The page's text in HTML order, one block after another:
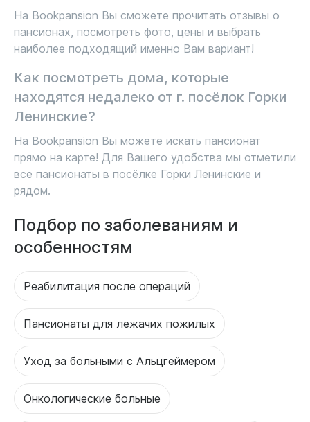
На Bookpansion Вы сможете прочитать отзывы о
пансионах, посмотреть фото, цены и выбрать
наиболее подходящий именно Вам вариант!
Как посмотреть дома, которые
находятся недалеко от г. посёлок Горки
Ленинские?
На Bookpansion Вы можете искать пансионат
прямо на карте! Для Вашего удобства мы отметили
все пансионаты в посёлке Горки Ленинские и
рядом.
Подбор по заболеваниям и
особенностям
Реабилитация после операций
Пансионаты для лежачих пожилых
Уход за больными с Альцгеймером
Онкологические больные